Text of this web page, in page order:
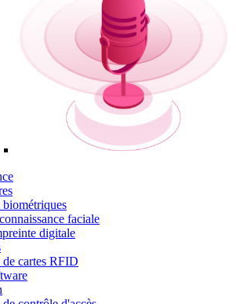
biométriques
faciale
digitale
de cartes RFID